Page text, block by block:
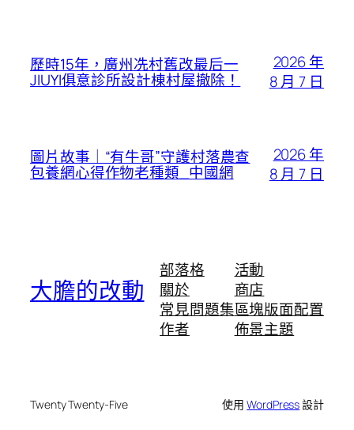
歷時15年，廣州冼村舊改最后一
JIUYI俱意診所設計棟村屋撤除！
2026 年
8 月 7 日
圖片故事｜“有牛哥”守護村落農查
包養網心得作物老種類_中國網
2026 年
8 月 7 日
大膽的改動
部落格
關於
常見問題集
作者
活動
商店
區塊版面配置
佈景主題
Twenty Twenty-Five 使用WordPress設計